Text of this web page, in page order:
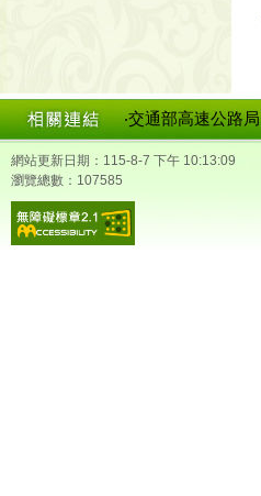
‧交通部高速公路局
網站更新日期：115-8-7 下午 10:13:09
瀏覽總數：107585